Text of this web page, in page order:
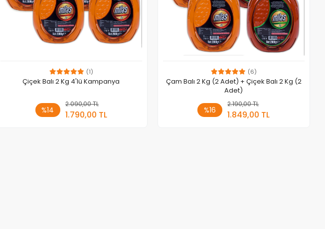
(1)
Çiçek Balı 2 Kg 4'lü Kampanya
%14
2.090,00 TL
1.790,00 TL
Sepete Ekle
(6)
Çam Balı 2 Kg (2 Adet) + Çiçek Balı 2 Kg (2
Adet)
%16
2.190,00 TL
1.849,00 TL
Sepete Ekle